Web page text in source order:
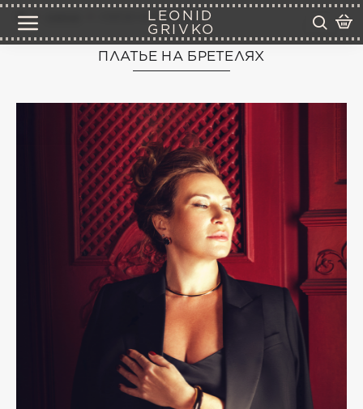
LEONID
GRIVKO
платье на бретелях
ПЛАТЬЕ НА БРЕТЕЛЯХ